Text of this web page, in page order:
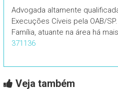
Advogada altamente
Execuções Cíveis pela OAB/
Família, atuante na área há
371136
Veja também